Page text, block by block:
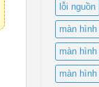
lỗi nguồn
màn
màn
màn